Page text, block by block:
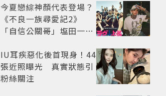
今夏戀綜神顏代表登場？
《不良一族尋愛記2》
「自信公關哥」塩田一馬
老闆
IU耳疾惡化後首現身！44
張近照曝光 真實狀態引
粉絲關注